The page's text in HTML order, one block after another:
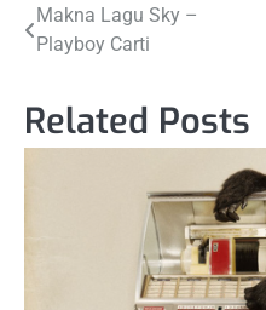
Post
navigation
Makna Lagu Sky –
Playboy Carti
Related Posts